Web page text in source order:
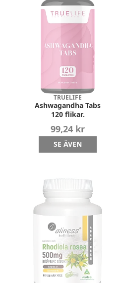
TRUELIFE
Ashwagandha Tabs
120 flikar.
99,24 kr
SE ÄVEN